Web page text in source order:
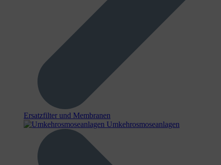
Ersatzfilter und Membranen
Umkehrosmoseanlagen